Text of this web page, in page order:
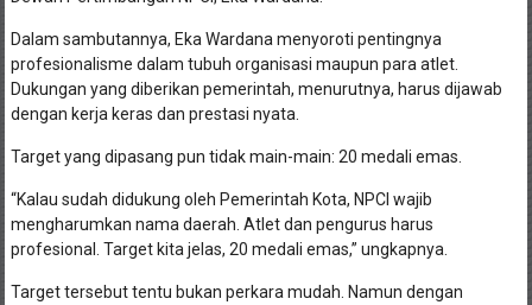
Dalam sambutannya, Eka Wardana menyoroti pentingnya
profesionalisme dalam tubuh organisasi maupun para atlet.
Dukungan yang diberikan pemerintah, menurutnya, harus dijawab
dengan kerja keras dan prestasi nyata.
Target yang dipasang pun tidak main-main: 20 medali emas.
“Kalau sudah didukung oleh Pemerintah Kota, NPCI wajib
mengharumkan nama daerah. Atlet dan pengurus harus
profesional. Target kita jelas, 20 medali emas,” ungkapnya.
Target tersebut tentu bukan perkara mudah. Namun dengan